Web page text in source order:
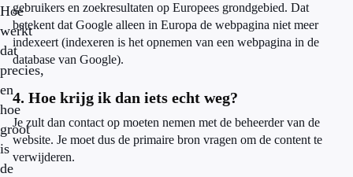
Hoe
werkt
dat
precies,
en
hoe
groot
is
de
gebruikers en zoekresultaten op Europees grondgebied. Dat
betekent dat Google alleen in Europa de webpagina niet meer
indexeert (indexeren is het opnemen van een webpagina in de
database van Google).
4. Hoe krijg ik dan iets echt weg?
Je zult dan contact op moeten nemen met de beheerder van de
website. Je moet dus de primaire bron vragen om de content te
verwijderen.